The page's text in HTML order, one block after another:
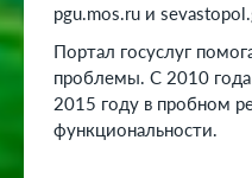
pgu.mos.ru и
Портал госуслуг
проблемы. С 2010
2015 году в пробном
функциональности.